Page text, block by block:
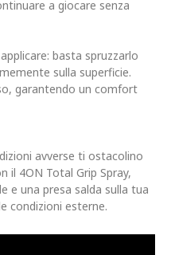
a giocare senza
basta spruzzarlo
sulla superficie.
garantendo un comfort
avverse ti ostacolino
il 4ON Total Grip Spray,
una presa salda sulla tua
condizioni esterne.